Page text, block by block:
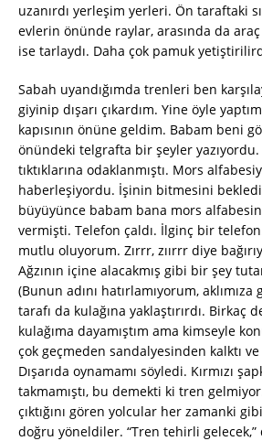
uzanırdı yerleşim yerleri. Ön taraftaki
evlerin önünde raylar, arasında da
ise tarlaydı. Daha çok pamuk
Sabah uyandığımda trenleri ben
giyinip dışarı çıkardım. Yine öyle
kapısının önüne geldim. Babam beni
önündeki telgrafta bir şeyler
tıktıklarına odaklanmıştı. Mors
haberleşiyordu. İşinin bitmesini
büyüyünce babam bana mors
vermişti. Telefon çaldı. İlginç bir
mutlu oluyorum. Zırrr, zıırrr diye
Ağzının içine alacakmış gibi bir şey
(Bunun adını hatırlamıyorum,
tarafı da kulağına yaklaştırırdı. Birkaç
kulağıma dayamıştım ama kimseyle
çok geçmeden sandalyesinden kalktı
Dışarıda oynamamı söyledi. Kırmızı
takmamıştı, bu demekti ki tren
çıktığını gören yolcular her zamanki
doğru yöneldiler. “Tren tehirli gelecek,”